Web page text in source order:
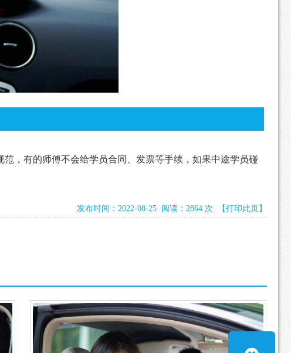
，有的师傅不会给学员合同、发票等手续，如果中途学员碰
发布时间：2022-08-25 阅读：2864 次 【打印此页】